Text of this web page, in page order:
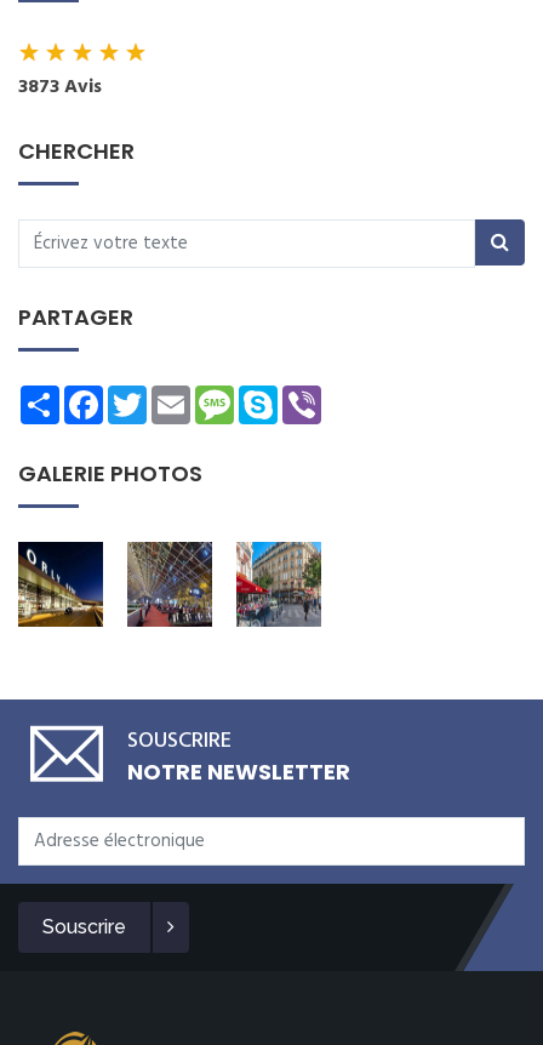
★★★★★
3873 Avis
CHERCHER
PARTAGER
ShareFacebookTwitterEmailMessage
Skype
GALERIE PHOTOS
SOUSCRIRE
NOTRE NEWSLETTER
Souscrire